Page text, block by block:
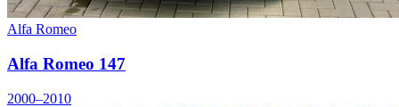
Alfa Romeo
Alfa Romeo 147
2000–2010